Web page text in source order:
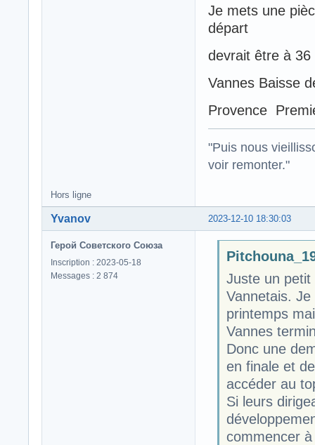
Je mets une
départ
devrait être à
Vannes Baisse
Provence
"Puis nous
voir remonter."
Hors ligne
2023-12-10 18:30:03
Yvanov
Герой Советского Союза
Inscription : 2023-05-18
Messages : 2 874
Juste un
Vannetais.
printemps
Vannes
Donc une
en finale et
accéder au
Si leurs
commencer